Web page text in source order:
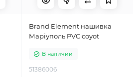
Brand Element нашивка
Маріуполь PVC coyot
В наличии
51386006